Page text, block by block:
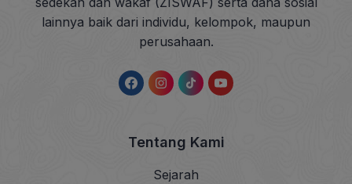
lainnya baik dari individu, kelompok, maupun
perusahaan.
Tentang Kami
Sejarah